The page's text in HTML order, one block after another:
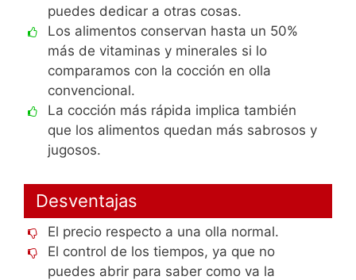
puedes dedicar a otras cosas.
Los alimentos conservan hasta un 50%
más de vitaminas y minerales si lo
comparamos con la cocción en olla
convencional.
La cocción más rápida implica también
que los alimentos quedan más sabrosos y
jugosos.
Desventajas
El precio respecto a una olla normal.
El control de los tiempos, ya que no
puedes abrir para saber como va la